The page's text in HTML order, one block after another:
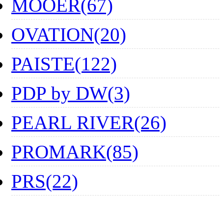
MOOER(67)
OVATION(20)
PAISTE(122)
PDP by DW(3)
PEARL RIVER(26)
PROMARK(85)
PRS(22)